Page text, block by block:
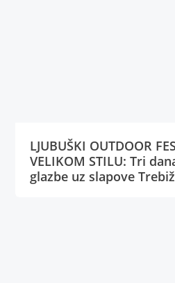
LJUBUŠKI OUTDOOR
VELIKOM STILU: Tri
glazbe uz slapove